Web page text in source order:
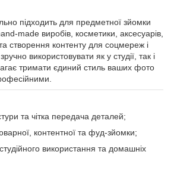
підходить для предметної зйомки
made виробів, косметики, аксесуарів,
створення контенту для соцмереж і
використовувати як у студії, так і
тримати єдиний стиль ваших фото
та чітка передача деталей;
контентної та фуд-зйомки;
використання та домашніх